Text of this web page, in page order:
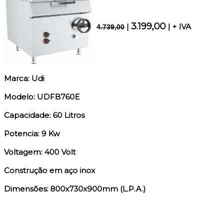
4.739,00 | 3.199,00 | + IVA
Marca: Udi
Modelo: UDFB760E
Capacidade: 60 Litros
Potencia: 9 Kw
Voltagem: 400 Volt
Construção em aço inox
Dimensões: 800x730x900mm (L.P.A.)